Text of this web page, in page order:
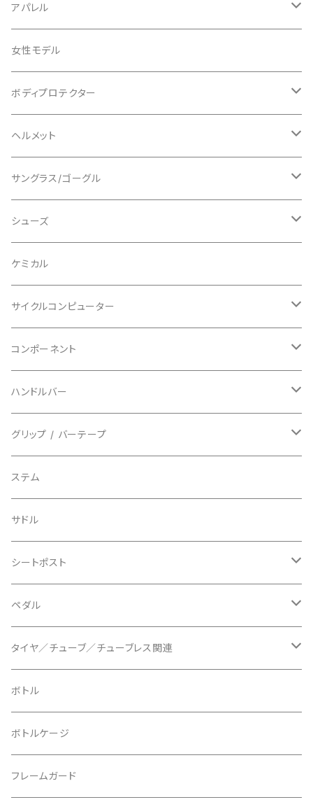
ABUS/アブス
ADEPT/アデプト
AENOMALY/アエノマリー
ALL MOUNTAIN STYLE
AVID/アヴィド
BAR MITTS/バーミッツ
BAZOOKA/バズーカ
BBB/ビービービー
BELL/ベル
BIKEHAND/バイクハンド
BIO RACER/ビオレーサー
BIKEYOKE/バイクヨーク
BLACKBURN/ブラックバーン
BLB/ビーエルビー
BLUEGRASS/ブルーグラス
BONTRAGER/ボントレガー
BURGTEC/バーグテック
BUSCH＋MULLER/ブッシュ＆ミュラー
CAMELBAK/キャメルバッグ
アパレル
Tシャツ
ジャージ
ロングスリーブ
ショートスリーブ
ジャケット
ショーツ
ビブタイプ
パンツ / タイツ
上下セット
グローブ
指切り
フルフィンガー
ソックス
シューズカバー
キャップ
その他
女性モデル
ボディプロテクター
エルボー/肘
ニー/膝
その他
ヘルメット
ロード
マウンテンバイク
フルフェイス
キッズ
サングラス/ゴーグル
アクセサリー
シューズ
ロード
グラベル
マウンテンバイク
フラットペダル用
ビンディングペダル用
インソール
ケミカル
サイクルコンピューター
ヘッドユニット
センサー
アクセサリー
コンポーネント
カセットスプロケット
シフターマウント
ステムスペーサー
ケーブル類
チェーンガイド／キャッチャー
チェーンリング
ディスクブレーキ
ブレーキローター
ブレーキパッド
ディレーラーハンガー
トップキャップ
ベル
ハンドルバー
ドロップハンドル
フラット/ライザーバー
グリップ / バーテープ
グリップ
バーテープ
グリップカラー / バーエンドキャップ
ステム
サドル
シートポスト
ドロッパーポスト
シートクランプ
ペダル
ビンディングペダル
フラットペダル
クリート
タイヤ／チューブ／チューブレス関連
700c
29" / 27.5"
〜26"
ボトル
ボトルケージ
フレームガード